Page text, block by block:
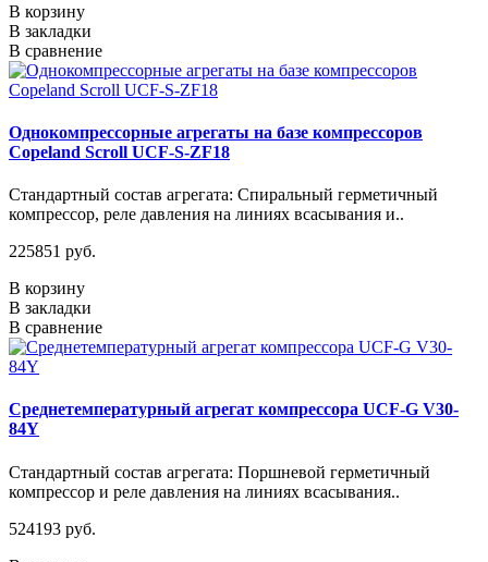
В корзину
В закладки
В сравнение
Однокомпрессорные агрегаты на базе компрессоров
Copeland Scroll UCF-S-ZF18
Стандартный состав агрегата: Спиральный герметичный
компрессор, реле давления на линиях всасывания и..
225851 руб.
В корзину
В закладки
В сравнение
Среднетемпературный агрегат компрессора UCF-G V30-
84Y
Стандартный состав агрегата: Поршневой герметичный
компрессор и реле давления на линиях всасывания..
524193 руб.